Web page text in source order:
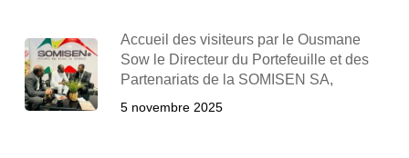
Accueil des visiteurs par le Ousmane
Sow le Directeur du Portefeuille et des
Partenariats de la SOMISEN SA,
5 novembre 2025